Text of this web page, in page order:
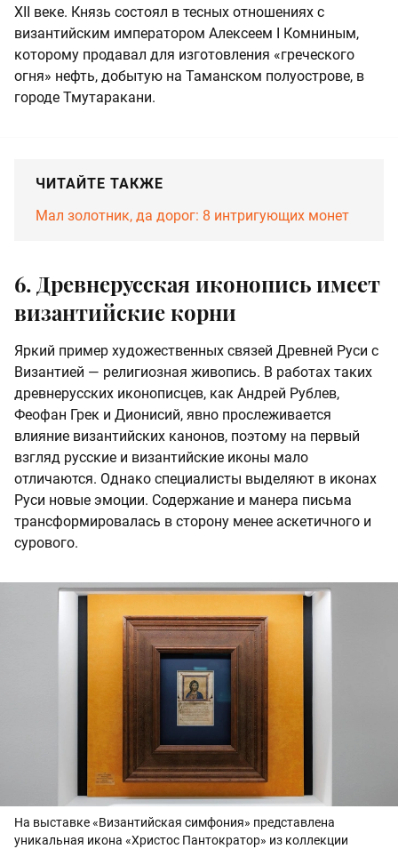
XII веке. Князь состоял в тесных отношениях с
византийским императором Алексеем I Комниным,
которому продавал для изготовления «греческого
огня» нефть, добытую на Таманском полуострове, в
городе Тмутаракани.
ЧИТАЙТЕ ТАКЖЕ
Мал золотник, да дорог: 8 интригующих монет
6. Древнерусская иконопись имеет
византийские корни
Яркий пример художественных связей Древней Руси с
Византией — религиозная живопись. В работах таких
древнерусских иконописцев, как Андрей Рублев,
Феофан Грек и Дионисий, явно прослеживается
влияние византийских канонов, поэтому на первый
взгляд русские и византийские иконы мало
отличаются. Однако специалисты выделяют в иконах
Руси новые эмоции. Содержание и манера письма
трансформировалась в сторону менее аскетичного и
сурового.
На выставке «Византийская симфония» представлена
уникальная икона «Христос Пантократор» из коллекции